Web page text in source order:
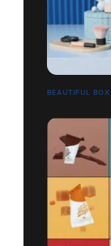
BEAUTIFUL BOX